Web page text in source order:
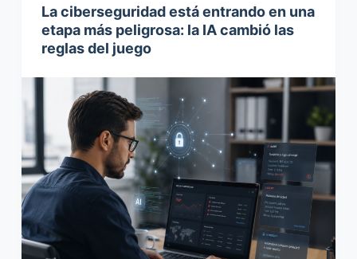
o
La ciberseguridad está entrando en una
etapa más peligrosa: la IA cambió las
reglas del juego